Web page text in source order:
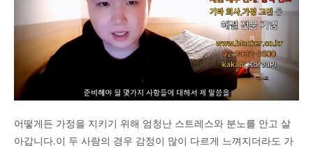
어떻게든 가정을 지키기 위해 엄청난 스트레스와 분노를 안고 살
아갑니다.이 두 사람의 경우 감정이 많이 다르게 느껴지더라도 가